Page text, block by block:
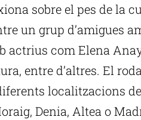
sobre el pes de la
un grup d’amigues
com Elena
entre d’altres. El
localitzacions
Denia, Altea o